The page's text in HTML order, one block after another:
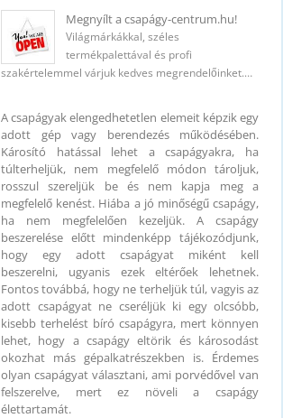
Megnyílt a csapágy-centrum.hu!
Világmárkákkal, széles
termékpalettával és profi
szakértelemmel várjuk kedves megrendelőinket.…
A csapágyak elengedhetetlen elemeit képzik egy
adott gép vagy berendezés működésében.
Károsító hatással lehet a csapágyakra, ha
túlterheljük, nem megfelelő módon tároljuk,
rosszul szereljük be és nem kapja meg a
megfelelő kenést. Hiába a jó minőségű csapágy,
ha nem megfelelően kezeljük. A csapágy
beszerelése előtt mindenképp tájékozódjunk,
hogy egy adott csapágyat miként kell
beszerelni, ugyanis ezek eltérőek lehetnek.
Fontos továbbá, hogy ne terheljük túl, vagyis az
adott csapágyat ne cseréljük ki egy olcsóbb,
kisebb terhelést bíró csapágyra, mert könnyen
lehet, hogy a csapágy eltörik és károsodást
okozhat más gépalkatrészekben is. Érdemes
olyan csapágyat választani, ami porvédővel van
felszerelve, mert ez növeli a csapágy
élettartamát.